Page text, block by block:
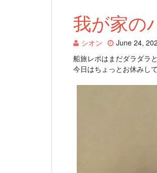
我が家の
シオン June 24,
船旅レポはまだダラダラ
今日はちょっとお休みし